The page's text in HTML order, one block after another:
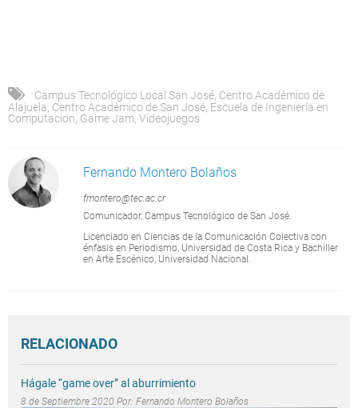
Campus Tecnológico Local San José Centro Académico de
Alajuela Centro Académico de San José Escuela de Ingeniería en
Computacion Game Jam Videojuegos
Fernando Montero Bolaños
fmontero@tec.ac.cr
Comunicador, Campus Tecnológico de San José.
Licenciado en Ciencias de la Comunicación Colectiva con
énfasis en Periodismo, Universidad de Costa Rica y Bachiller
en Arte Escénico, Universidad Nacional.
RELACIONADO
Hágale “game over” al aburrimiento
8 de Septiembre 2020 Por: Fernando Montero Bolaños